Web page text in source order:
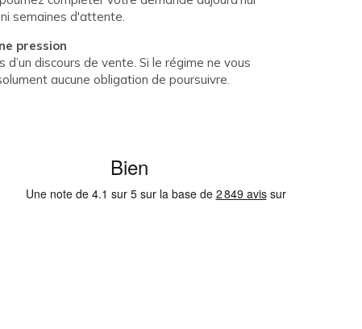
semaines d'attente.
pression
d’un discours de vente. Si le régime ne vous
aucune obligation de poursuivre.